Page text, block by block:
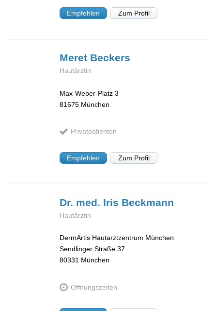
Empfehlen Zum Profil
Meret Beckers
Hautärztin
Max-Weber-Platz 3
81675 München
Privatpatienten
Empfehlen Zum Profil
Dr. med. Iris Beckmann
Hautärztin
DermArtis Hautarztzentrum München
Sendlinger Straße 37
80331 München
Öffnungszeiten